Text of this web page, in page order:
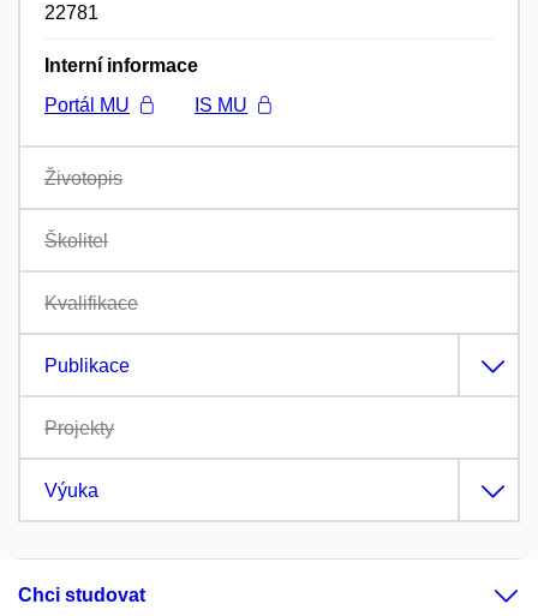
22781
Interní informace
Portál MU
IS MU
Životopis
Školitel
Kvalifikace
Publikace
Projekty
Výuka
Chci studovat